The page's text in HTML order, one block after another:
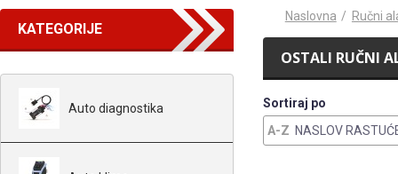
KATEGORIJE
Auto diagnostika
You are here
Naslovna Ručni
OSTALI RUČNI
Sortiraj po
NASLOV